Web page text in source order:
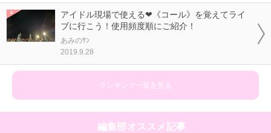
アイドル現場で使える❤《コール》を覚えてライ
ブに行こう！使用頻度順にご紹介！
あみのｻﾝ
2019.9.28
ランキング一覧を見る
編集部オススメ記事